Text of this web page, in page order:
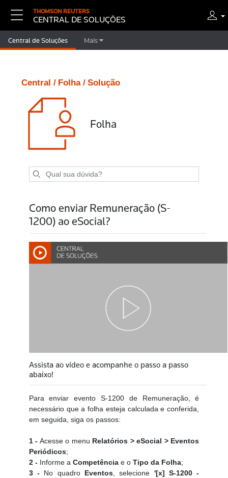
THOMSON REUTERS
CENTRAL DE SOLUÇÕES
Central de Soluções Mais
Central / Folha / Solução
Folha
Como enviar Remuneração (S-
1200) ao eSocial?
Assista ao vídeo e acompanhe o passo a passo
abaixo!
Para enviar evento S-1200 de Remuneração, é
necessário que a folha esteja calculada e conferida,
em seguida, siga os passos:
1 - Acesse o menu Relatórios > eSocial > Eventos
Periódicos;
2 -Informe a Competência e o Tipo da Folha;
3 - No quadro Eventos, selecione '[x] S-1200 -